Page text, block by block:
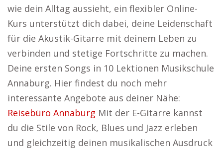
wie dein Alltag aussieht, ein flexibler Online-
Kurs unterstützt dich dabei, deine Leidenschaft
für die Akustik-Gitarre mit deinem Leben zu
verbinden und stetige Fortschritte zu machen.
Deine ersten Songs in 10 Lektionen Musikschule
Annaburg. Hier findest du noch mehr
interessante Angebote aus deiner Nähe:
Reisebüro Annaburg Mit der E-Gitarre kannst
du die Stile von Rock, Blues und Jazz erleben
und gleichzeitig deinen musikalischen Ausdruck